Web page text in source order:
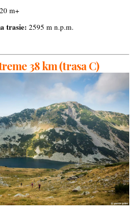
m+
trasie: 2595 m n.p.m.
38 km (trasa C)